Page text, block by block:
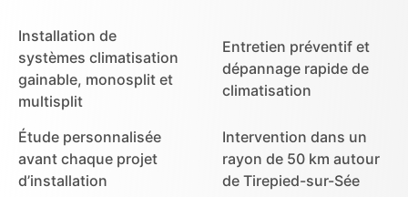
Installation de
systèmes climatisation
gainable, monosplit et
multisplit
Entretien préventif et
dépannage rapide de
climatisation
Étude personnalisée
avant chaque projet
d’installation
Intervention dans un
rayon de 50 km autour
de Tirepied-sur-Sée